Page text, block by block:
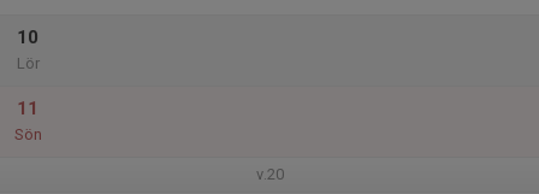
10
Lör
11
Sön
v.20